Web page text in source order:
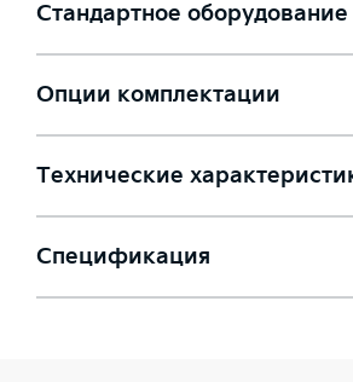
Стандартное оборудование
Опции комплектации
Технические
Спецификация